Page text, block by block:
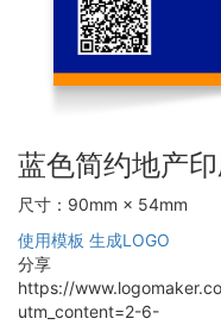
蓝色简约地产
尺寸：90mm × 54mm
使用模板 生成LOGO
分享
https://
utm_content=2-6-